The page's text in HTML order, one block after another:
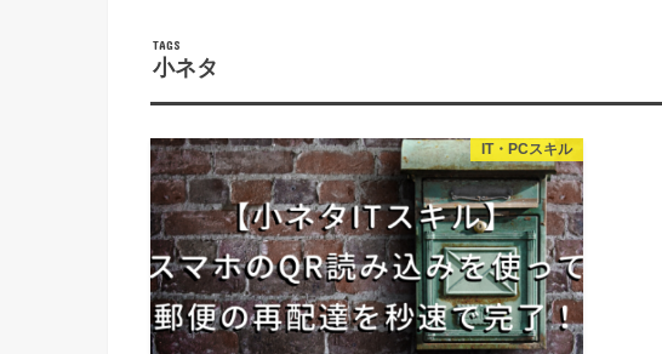
小ネタ
IT・PCスキル